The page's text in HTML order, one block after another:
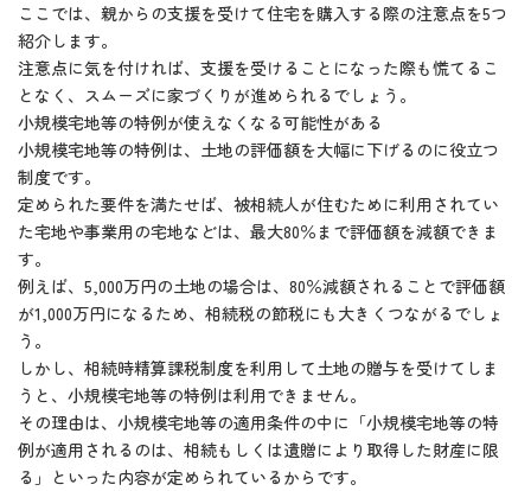
ここでは、親からの支援を受けて住宅を購入する際の注意点を5つ
紹介します。
注意点に気を付ければ、支援を受けることになった際も慌てるこ
となく、スムーズに家づくりが進められるでしょう。
小規模宅地等の特例が使えなくなる可能性がある
小規模宅地等の特例は、土地の評価額を大幅に下げるのに役立つ
制度です。
定められた要件を満たせば、被相続人が住むために利用されてい
た宅地や事業用の宅地などは、最大80％まで評価額を減額できま
す。
例えば、5,000万円の土地の場合は、80％減額されることで評価額
が1,000万円になるため、相続税の節税にも大きくつながるでしょ
う。
しかし、相続時精算課税制度を利用して土地の贈与を受けてしま
うと、小規模宅地等の特例は利用できません。
その理由は、小規模宅地等の適用条件の中に「小規模宅地等の特
例が適用されるのは、相続もしくは遺贈により取得した財産に限
る」といった内容が定められているからです。